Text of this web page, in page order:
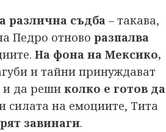
различна съдба – такава,
Педро отново разпалва
На фона на Мексико,
и тайни принуждават
и да реши колко е готов да
силата на емоциите, Тита
завинаги.